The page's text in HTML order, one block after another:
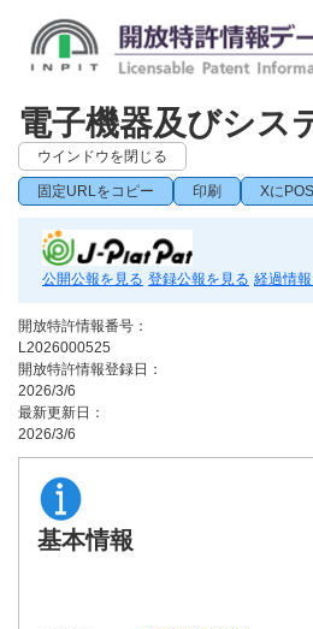
電子機器及びシス
ウインドウを閉じる
固定URLをコピー 印刷 Xに
公開公報を見る 登録公報を見る 経過情
開放特許情報番号：
L2026000525
開放特許情報登録日：
2026/3/6
最新更新日：
2026/3/6
基本情報